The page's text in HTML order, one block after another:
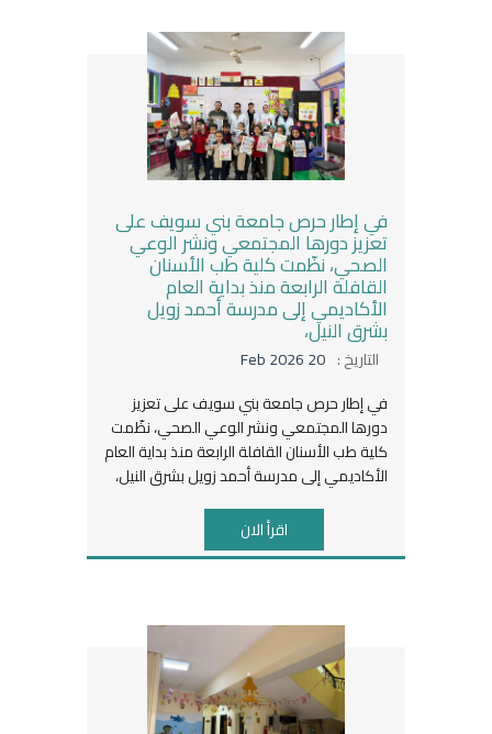
في إطار حرص جامعة بني سويف على
تعزيز دورها المجتمعي ونشر الوعي
الصحي، نظّمت كلية طب الأسنان
القافلة الرابعة منذ بداية العام
الأكاديمي إلى مدرسة أحمد زويل
بشرق النيل،
التاريخ : 20 Feb 2026
في إطار حرص جامعة بني سويف على تعزيز
دورها المجتمعي ونشر الوعي الصحي، نظّمت
كلية طب الأسنان القافلة الرابعة منذ بداية العام
الأكاديمي إلى مدرسة أحمد زويل بشرق النيل،
اقرأ الان